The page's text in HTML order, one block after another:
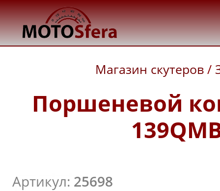
Магазин скутеров /
Поршеневой
Артикул: 25698